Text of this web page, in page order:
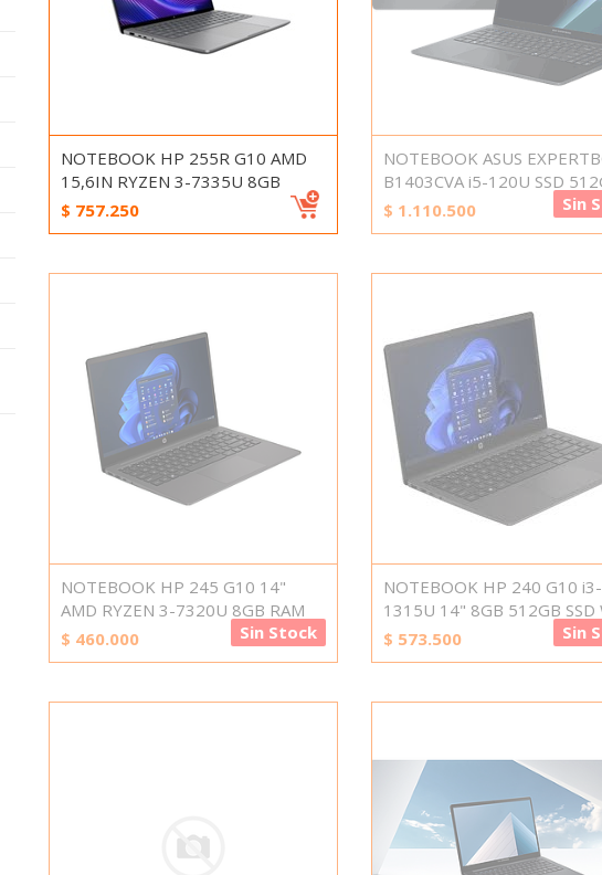
NOTEBOOK HP 255R G10 AMD
15,6IN RYZEN 3-7335U 8GB
$ 757.250
NOTEBOOK ASUS
B1403CVA i5-120U SSD
$ 1.110.500 Sin
NOTEBOOK HP 245 G10 14"
AMD RYZEN 3-7320U 8GB RAM
$ 460.000 Sin Stock
NOTEBOOK HP 240 G10 i3-
1315U 14" 8GB 512GB SSD
$ 573.500 Sin